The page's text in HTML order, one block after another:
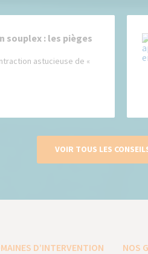
souplex : les pièges
astucieuse de «
VOIR TOUS LES
D’INTERVENTION NOS